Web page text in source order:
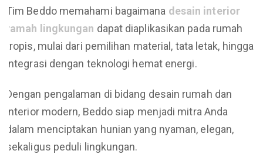
Tim Beddo memahami bagaimana desain interior
ramah lingkungan dapat diaplikasikan pada rumah
tropis, mulai dari pemilihan material, tata letak, hingga
integrasi dengan teknologi hemat energi.
Dengan pengalaman di bidang desain rumah dan
interior modern, Beddo siap menjadi mitra Anda
dalam menciptakan hunian yang nyaman, elegan,
sekaligus peduli lingkungan.